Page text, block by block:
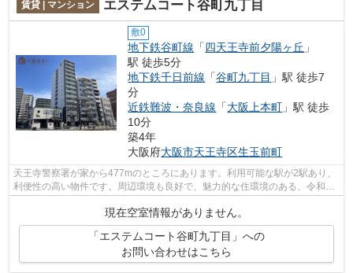
賃貸 | マンション エステムコート谷町九丁目
敷0
地下鉄谷町線 「四天王寺前夕陽ヶ丘 」
駅 徒歩5分
地下鉄千日前線 「谷町九丁目 」駅 徒歩7
分
近鉄難波・奈良線 「大阪上本町 」駅 徒歩
10分
築4年
大阪府大阪市天王寺区生玉前町
天王寺警察署が家から477mのところにあります。利用可能な駅が2駅あり、
利便性の高い物件です。周辺環境も良好で、魅力的な住環境のある、令和4
年築の物件です。共用部にはエレベータ...
現在空室情報がありません。
「エステムコート谷町九丁目」への
お問い合わせはこちら